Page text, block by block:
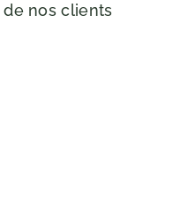
nos clients